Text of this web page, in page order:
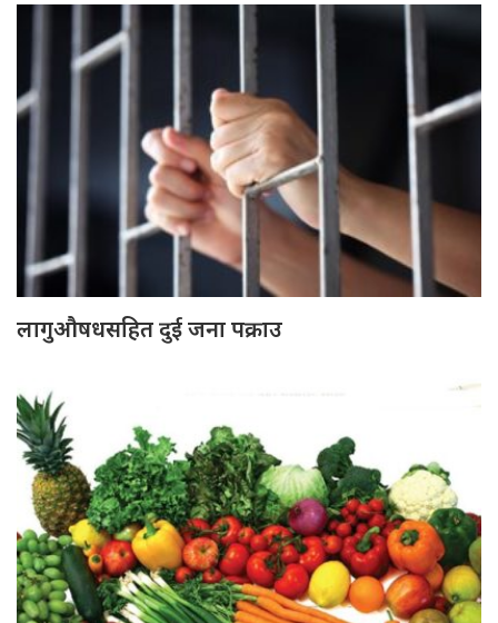
लागुऔषधसहित दुई जना पक्राउ